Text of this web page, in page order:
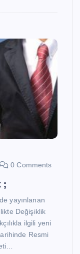
0 Comments
;
yayınlanan
Değişiklik
ilgili yeni
Resmi